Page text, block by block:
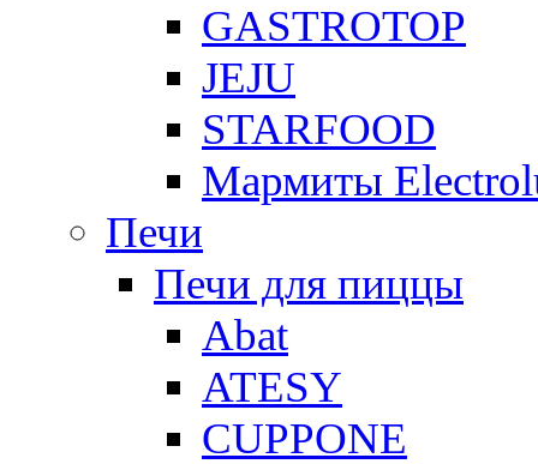
GASTROTOP
JEJU
STARFOOD
Мармиты
Печи
Печи для пиццы
Abat
ATESY
CUPPONE